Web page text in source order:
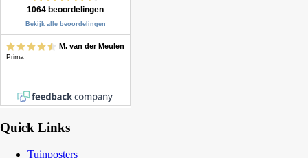
Quick Links
Tuinposters